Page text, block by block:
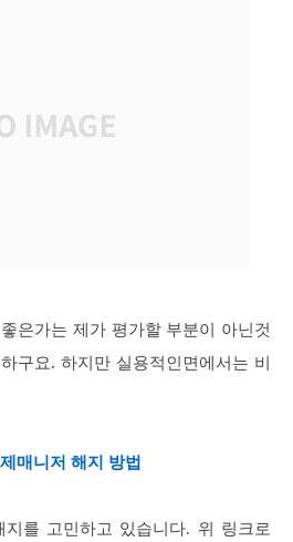
은가는 제가 평가할 부분이 아닌것
구요. 하지만 실용적인면에서는 비
매니저 해지 방법
를 고민하고 있습니다. 위 링크로